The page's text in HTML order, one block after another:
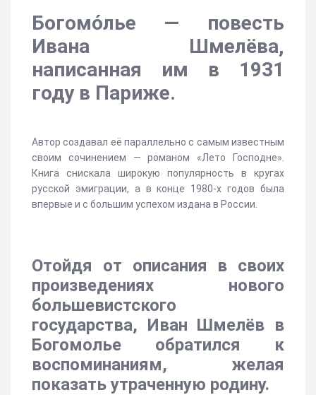
Богомо́лье — повесть
Ивана Шмелёва,
написанная им в 1931
году в Париже.
Автор создавал её параллельно с самым известным
своим сочинением — романом «Лето Господне».
Книга снискала широкую популярность в кругах
русской эмиграции, а в конце 1980-х годов была
впервые и с большим успехом издана в России.
Отойдя от описания в своих
произведениях нового
большевистского
государства, Иван Шмелёв в
Богомолье обратился к
воспоминаниям, желая
показать утраченную родину.